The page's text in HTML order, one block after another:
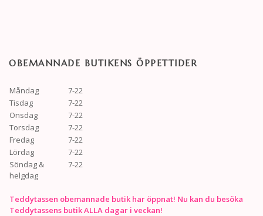
OBEMANNADE BUTIKENS ÖPPETTIDER
Måndag
7-22
Tisdag
7-22
Onsdag
7-22
Torsdag
7-22
Fredag
7-22
Lördag
7-22
Söndag &
helgdag
7-22
Teddytassen obemannade butik har öppnat! Nu kan du besöka
Teddytassens butik ALLA dagar i veckan!